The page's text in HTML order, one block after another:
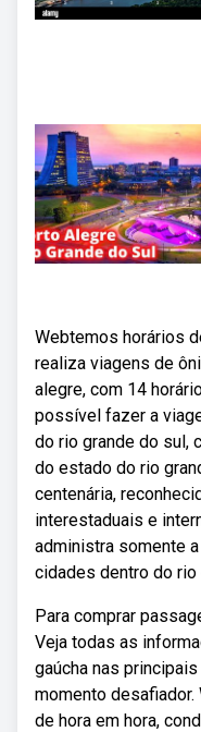
Webtemos horários
realiza viagens de
alegre, com 14
possível fazer a
do rio grande do sul,
do estado do rio
centenária,
interestaduais e
administra somente
cidades dentro do rio
Para comprar
Veja todas as
gaúcha nas
momento
de hora em hora,